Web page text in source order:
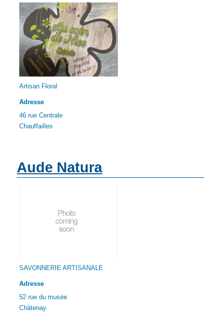
Artisan Floral
Adresse
46 rue Centrale
Chauffailles
Aude Natura
SAVONNERIE ARTISANALE
Adresse
52 rue du musée
Châtenay